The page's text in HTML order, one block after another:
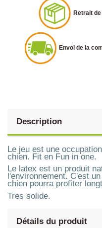
Retrait
Envoi de la
Description
Le jeu est une
chien. Fit en Fun in one.
Le latex est un produit
l'environnement. C'est
chien pourra profiter
Tres solide.
Détails du produit